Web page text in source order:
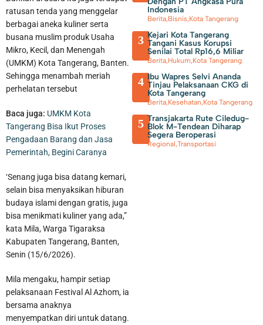
ratusan tenda yang menggelar
berbagai aneka kuliner serta
busana muslim produk Usaha
Mikro, Kecil, dan Menengah
(UMKM) Kota Tangerang, Banten.
Sehingga menambah meriah
perhelatan tersebut
Baca juga: UMKM Kota
Tangerang Bisa Ikut Proses
Pengadaan Barang dan Jasa
Pemerintah, Begini Caranya
‘Senang juga bisa datang kemari,
selain bisa menyaksikan hiburan
budaya islami dengan gratis, juga
bisa menikmati kuliner yang ada,”
kata Mila, Warga Tigaraksa
Kabupaten Tangerang, Banten,
Senin (15/6/2026).
Mila mengaku, hampir setiap
pelaksanaan Festival Al Azhom, ia
bersama anaknya
menyempatkan diri untuk datang.
Indonesia
Berita,Bisnis,Kota Tangerang
3 Kejari Kota Tangerang
Tangani Kasus Korupsi
Senilai Total Rp16,6 Miliar
Berita,Hukum,Kota Tangerang
4 Ibu Wapres Selvi Ananda
Tinjau Pelaksanaan CKG di
Kota Tangerang
Berita,Kesehatan,Kota Tangerang
5 Transjakarta Rute Ciledug-
Blok M-Tendean Diharap
Segera Beroperasi
Regional,Transportasi